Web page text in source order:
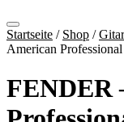
Startseite / Shop /
American
FENDER